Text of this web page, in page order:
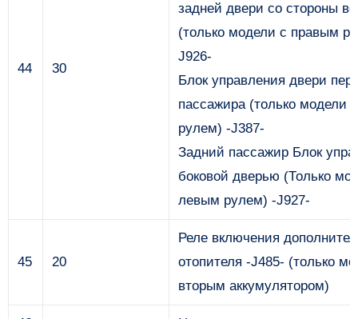
44 30
задней двери со стороны
(только модели с правым
J926-
Блок управления двери
пассажира (только модели
рулем) -J387-
Задний пассажир Блок
боковой дверью (Только
левым рулем) -J927-
45 20
Реле включения
отопителя -J485- (только
вторым аккумулятором)